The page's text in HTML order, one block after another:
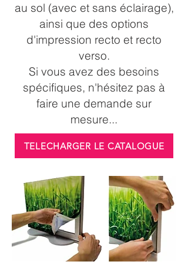
au sol (avec et sans éclairage),
ainsi que des options
d'impression recto et recto
verso.
Si vous avez des besoins
spécifiques, n'hésitez pas à
faire une demande sur
mesure...
TELECHARGER LE CATALOGUE